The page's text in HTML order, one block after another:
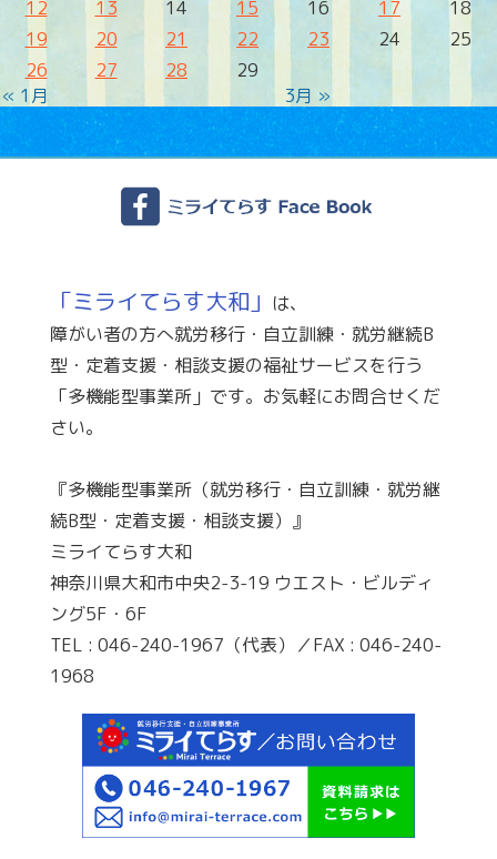
« 1月 3月 »
12
13 14 15 16 17
18
19
20 21 22 23 24
25
26
27 28 29
「ミライてらす大和」 は、
障がい者の方へ就労移行・自立訓練・就労継続B
型・定着支援・相談支援の福祉サービスを行う
「多機能型事業所」です。お気軽にお問合せくだ
さい。
『多機能型事業所（就労移行・自立訓練・就労継
続B型・定着支援・相談支援）』
ミライてらす大和
神奈川県大和市中央2-3-19 ウエスト・ビルディ
ング5F・6F
TEL : 046-240-1967（代表）／FAX : 046-240-
1968